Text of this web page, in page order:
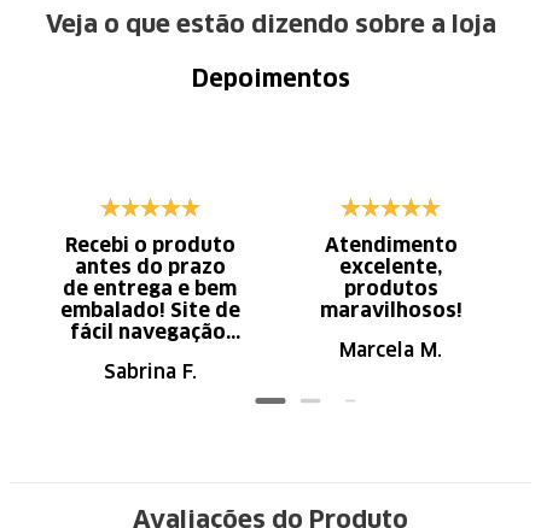
Veja o que estão dizendo sobre a loja
Depoimentos
Recebi o produto
antes do prazo
de entrega e bem
embalado! Site de
fácil navegação.
Sabrina F.
Atendimento
excelente,
produtos
maravilhosos!
Marcela M.
Avaliações do Produto